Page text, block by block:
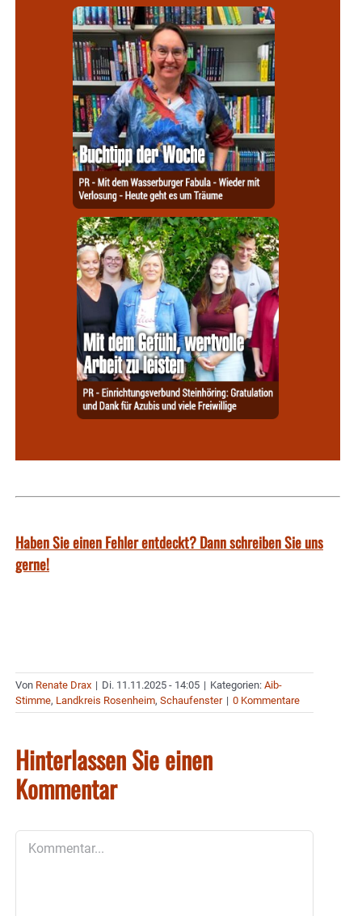
Haben Sie einen Fehler entdeckt? Dann schreiben Sie uns
gerne!
Von Renate Drax | Di. 11.11.2025 - 14:05 | Kategorien: Aib-
Stimme, Landkreis Rosenheim, Schaufenster | 0 Kommentare
Hinterlassen Sie einen
Kommentar